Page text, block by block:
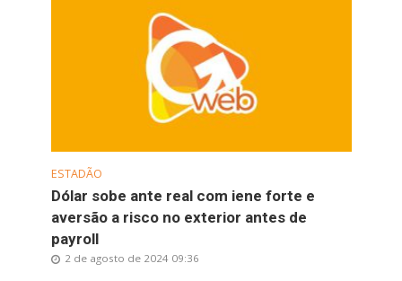
ESTADÃO
Dólar sobe ante real com iene forte e
aversão a risco no exterior antes de
payroll
2 de agosto de 2024 09:36